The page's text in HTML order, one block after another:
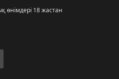
өнімдері 18 жастан